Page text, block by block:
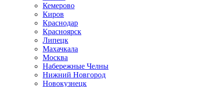
Кемерово
Киров
Краснодар
Красноярск
Липецк
Махачкала
Москва
Набережные Челны
Нижний Новгород
Новокузнецк